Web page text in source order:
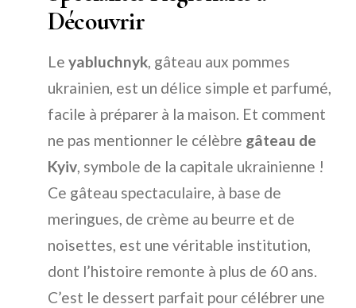
Découvrir
Le yabluchnyk, gâteau aux pommes
ukrainien, est un délice simple et parfumé,
facile à préparer à la maison. Et comment
ne pas mentionner le célèbre gâteau de
Kyiv, symbole de la capitale ukrainienne !
Ce gâteau spectaculaire, à base de
meringues, de crème au beurre et de
noisettes, est une véritable institution,
dont l’histoire remonte à plus de 60 ans.
C’est le dessert parfait pour célébrer une